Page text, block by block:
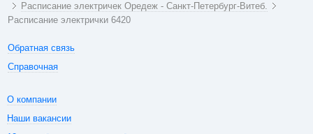
Расписание электричек Оредеж - Санкт-Петербург-Витеб.
Расписание электрички 6420
Обратная связь
Справочная
О компании
Наши вакансии